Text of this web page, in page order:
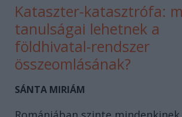
Kataszter-katasztrófa:
tanulságai lehetnek a
földhivatal-rendszer
összeomlásának?
SÁNTA MIRIÁM